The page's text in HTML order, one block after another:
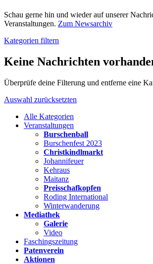
Schau gerne hin und wieder auf unserer
Veranstaltungen. Zum Newsarchiv
Kategorien filtern
Keine Nachrichten
Überprüfe deine Filterung und entferne eine
Auswahl zurücksetzten
Alle Kategorien
Veranstaltungen
Burschenball
Burschenfest 2023
Christkindlmarkt
Johannifeuer
Kehraus
Maitanz
Preisschafkopfen
Roding International
Winterwanderung
Mediathek
Galerie
Video
Faschingszeitung
Patenverein
Aktionen